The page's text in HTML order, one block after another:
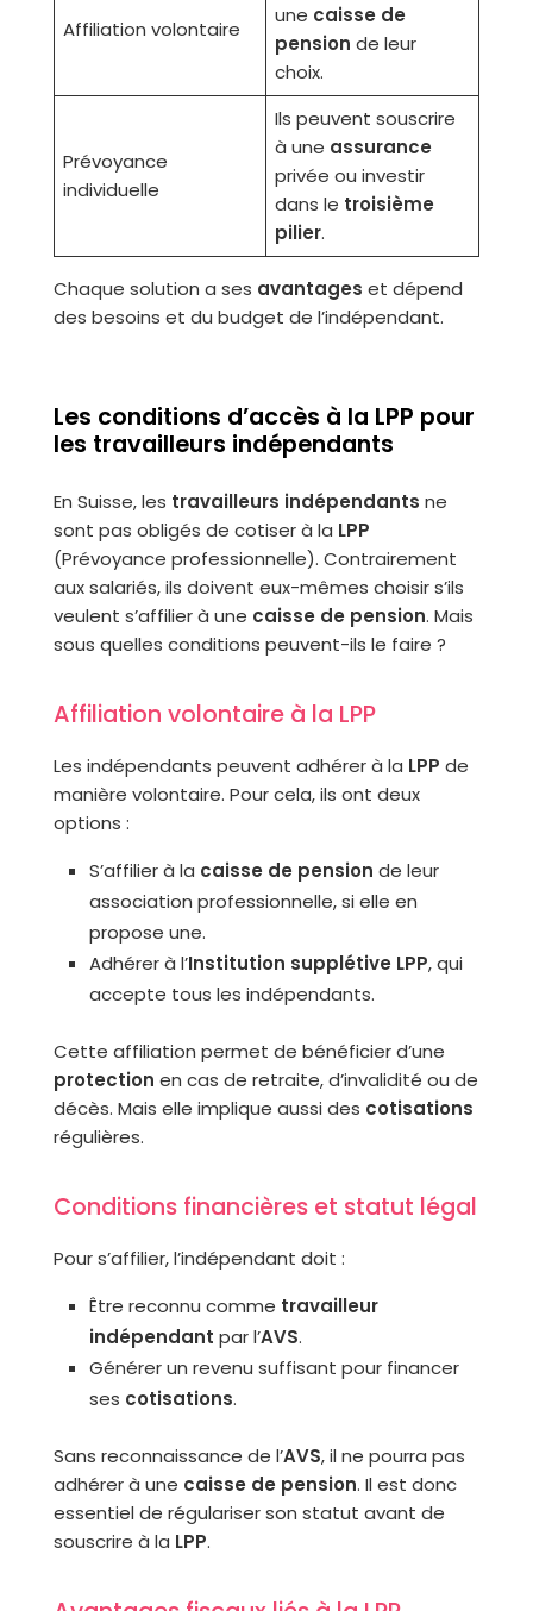
Affiliation volontaire
une caisse de
pension de leur
choix.
Prévoyance
individuelle
Ils peuvent souscrire
à une assurance
privée ou investir
dans le troisième
pilier.
Chaque solution a ses avantages et dépend
des besoins et du budget de l’indépendant.
Les conditions d’accès à la LPP pour
les travailleurs indépendants
En Suisse, les travailleurs indépendants ne
sont pas obligés de cotiser à la LPP
(Prévoyance professionnelle). Contrairement
aux salariés, ils doivent eux-mêmes choisir s’ils
veulent s’affilier à une caisse de pension. Mais
sous quelles conditions peuvent-ils le faire ?
Affiliation volontaire à la LPP
Les indépendants peuvent adhérer à la LPP de
manière volontaire. Pour cela, ils ont deux
options :
S’affilier à la caisse de pension de leur
association professionnelle, si elle en
propose une.
Adhérer à l’Institution supplétive LPP, qui
accepte tous les indépendants.
Cette affiliation permet de bénéficier d’une
protection en cas de retraite, d’invalidité ou de
décès. Mais elle implique aussi des cotisations
régulières.
Conditions financières et statut légal
Pour s’affilier, l’indépendant doit :
Être reconnu comme travailleur
indépendant par l’AVS.
Générer un revenu suffisant pour financer
ses cotisations.
Sans reconnaissance de l’AVS, il ne pourra pas
adhérer à une caisse de pension. Il est donc
essentiel de régulariser son statut avant de
souscrire à la LPP.